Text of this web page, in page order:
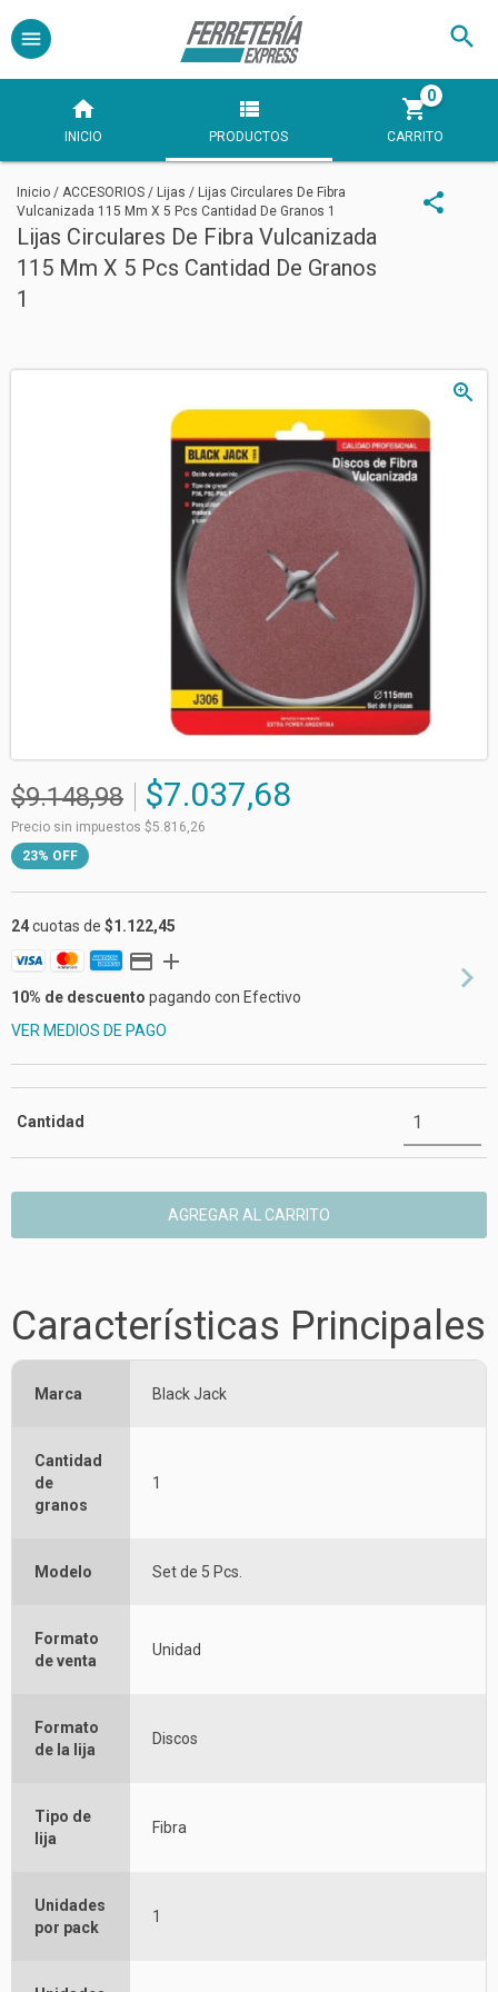
INICIO PRODUCTOS CARRITO
0
Inicio / ACCESORIOS / Lijas / Lijas Circulares De Fibra
Vulcanizada 115 Mm X 5 Pcs Cantidad De Granos 1
Lijas Circulares De Fibra Vulcanizada
115 Mm X 5 Pcs Cantidad De Granos
1
$9.148,98 $7.037,68
Precio sin impuestos $5.816,26
23% OFF
24cuotas de $1.122,45
10% de descuento pagando con Efectivo
VER MEDIOS DE PAGO
Cantidad
Características Principales
Marca Black Jack
Cantidad
de
granos
1
Modelo Set de 5 Pcs.
Formato
de venta
Unidad
Formato
de la lija
Discos
Tipo de
lija
Fibra
Unidades
por pack
1